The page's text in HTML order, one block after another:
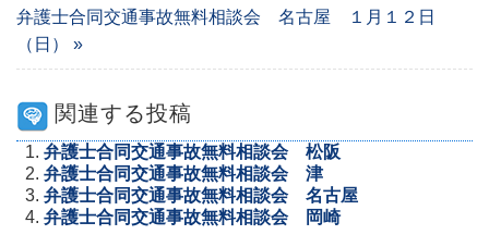
弁護士合同交通事故無料相談会 名古屋 １月１２日
（日） »
関連する投稿
弁護士合同交通事故無料相談会 松阪
弁護士合同交通事故無料相談会 津
弁護士合同交通事故無料相談会 名古屋
弁護士合同交通事故無料相談会 岡崎